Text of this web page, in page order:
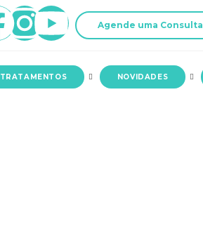
Agende uma Consulta
TRATAMENTOS NOVIDADES